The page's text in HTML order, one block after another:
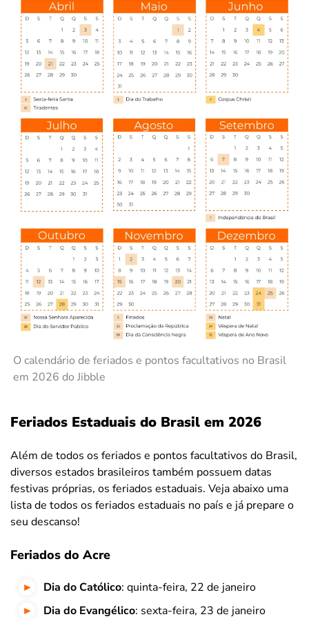
O calendário de feriados e pontos facultativos no Brasil
em 2026 do Jibble
Feriados Estaduais do Brasil em 2026
Além de todos os feriados e pontos facultativos do Brasil,
diversos estados brasileiros também possuem datas
festivas próprias, os feriados estaduais. Veja abaixo uma
lista de todos os feriados estaduais no país e já prepare o
seu descanso!
Feriados do Acre
Dia do Católico: quinta-feira, 22 de janeiro
Dia do Evangélico: sexta-feira, 23 de janeiro